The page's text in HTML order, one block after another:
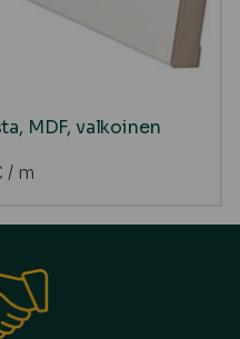
MDF, valkoinen
/ m